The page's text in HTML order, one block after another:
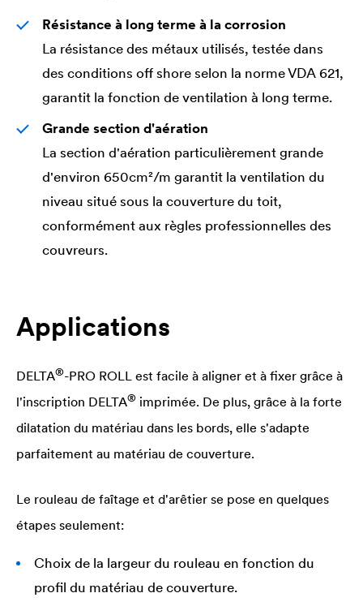
Résistance à long terme à la corrosion
La résistance des métaux utilisés, testée dans
des conditions off shore selon la norme VDA 621,
garantit la fonction de ventilation à long terme.
Grande section d'aération
La section d'aération particulièrement grande
d'environ 650cm²/m garantit la ventilation du
niveau situé sous la couverture du toit,
conformément aux règles professionnelles des
couvreurs.
Applications
DELTA®-PRO ROLL est facile à aligner et à fixer grâce à
l'inscription DELTA® imprimée. De plus, grâce à la forte
dilatation du matériau dans les bords, elle s'adapte
parfaitement au matériau de couverture.
Le rouleau de faîtage et d'arêtier se pose en quelques
étapes seulement:
Choix de la largeur du rouleau en fonction du
profil du matériau de couverture.